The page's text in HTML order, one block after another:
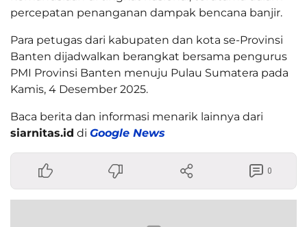
percepatan penanganan dampak bencana banjir.
Para petugas dari kabupaten dan kota se-Provinsi
Banten dijadwalkan berangkat bersama pengurus
PMI Provinsi Banten menuju Pulau Sumatera pada
Kamis, 4 Desember 2025.
Baca berita dan informasi menarik lainnya dari
siarnitas.id di Google News
0